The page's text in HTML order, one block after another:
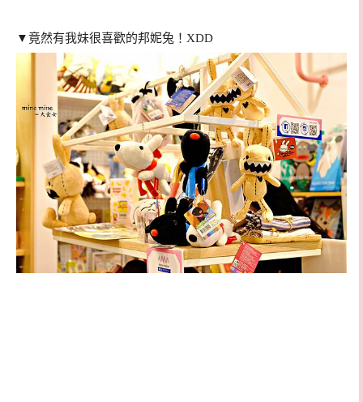
▼竟然有我妹很喜歡的邦妮兔！XDD